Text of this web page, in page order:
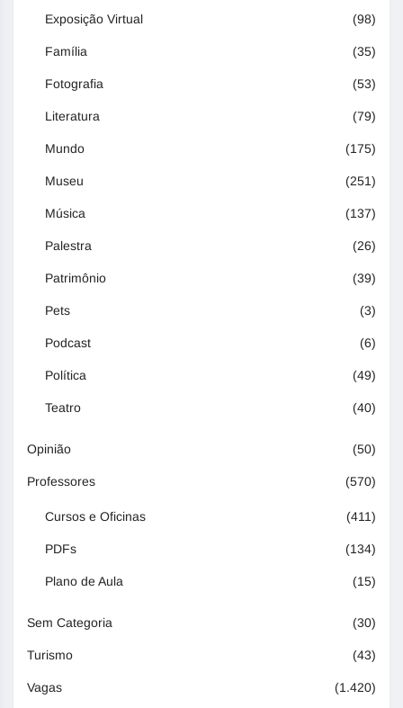
Exposição Virtual (98)
Família (35)
Fotografia (53)
Literatura (79)
Mundo (175)
Museu (251)
Música (137)
Palestra (26)
Patrimônio (39)
Pets (3)
Podcast (6)
Política (49)
Teatro (40)
Opinião (50)
Professores (570)
Cursos e Oficinas (411)
PDFs (134)
Plano de Aula (15)
Sem Categoria (30)
Turismo (43)
Vagas (1.420)